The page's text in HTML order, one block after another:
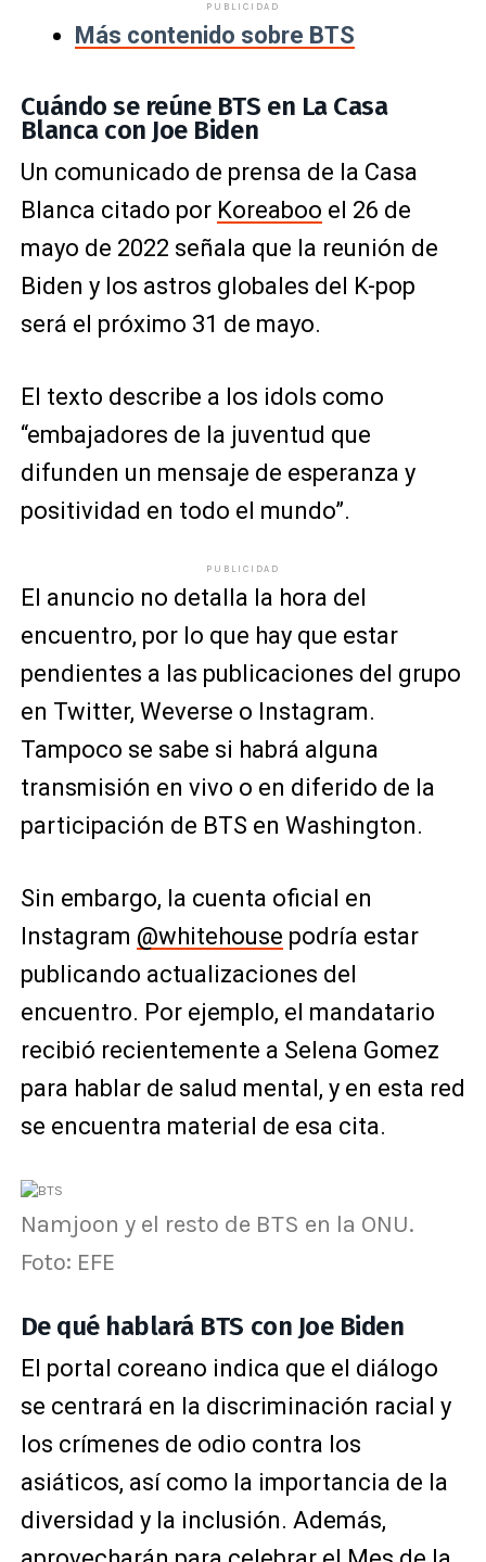
PUBLICIDAD
Más contenido sobre BTS
Cuándo se reúne BTS en La Casa
Blanca con Joe Biden
Un comunicado de prensa de la Casa
Blanca citado por Koreaboo el 26 de
mayo de 2022 señala que la reunión de
Biden y los astros globales del K-pop
será el próximo 31 de mayo.
El texto describe a los idols como
“embajadores de la juventud que
difunden un mensaje de esperanza y
positividad en todo el mundo”.
PUBLICIDAD
El anuncio no detalla la hora del
encuentro, por lo que hay que estar
pendientes a las publicaciones del grupo
en Twitter, Weverse o Instagram.
Tampoco se sabe si habrá alguna
transmisión en vivo o en diferido de la
participación de BTS en Washington.
Sin embargo, la cuenta oficial en
Instagram @whitehouse podría estar
publicando actualizaciones del
encuentro. Por ejemplo, el mandatario
recibió recientemente a Selena Gomez
para hablar de salud mental, y en esta red
se encuentra material de esa cita.
Namjoon y el resto de BTS en la ONU.
Foto: EFE
De qué hablará BTS con Joe Biden
El portal coreano indica que el diálogo
se centrará en la discriminación racial y
los crímenes de odio contra los
asiáticos, así como la importancia de la
diversidad y la inclusión. Además,